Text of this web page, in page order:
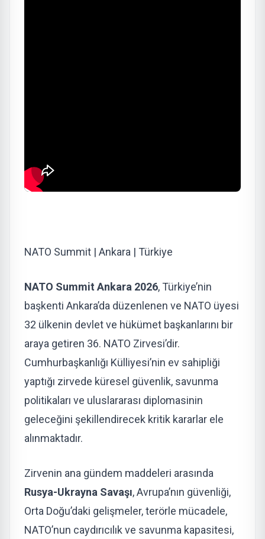
NATO Summit | Ankara | Türkiye
NATO Summit Ankara 2026, Türkiye’nin
başkenti Ankara’da düzenlenen ve NATO üyesi
32 ülkenin devlet ve hükümet başkanlarını bir
araya getiren 36. NATO Zirvesi’dir.
Cumhurbaşkanlığı Külliyesi’nin ev sahipliği
yaptığı zirvede küresel güvenlik, savunma
politikaları ve uluslararası diplomasinin
geleceğini şekillendirecek kritik kararlar ele
alınmaktadır.
Zirvenin ana gündem maddeleri arasında
Rusya-Ukrayna Savaşı, Avrupa’nın güvenliği,
Orta Doğu’daki gelişmeler, terörle mücadele,
NATO’nun caydırıcılık ve savunma kapasitesi,